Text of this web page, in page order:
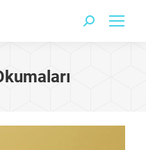
Search: